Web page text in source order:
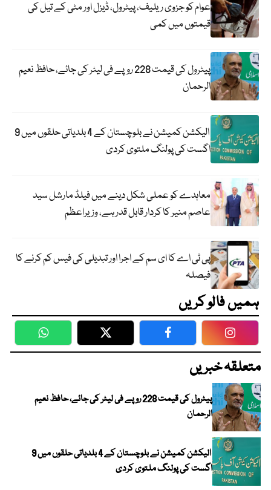
عوام کو جزوی ریلیف، پیٹرول، ڈیزل اور مٹی کے تیل کی
قیمتوں میں کمی
پیٹرول کی قیمت 228 روپے فی لیٹر کی جائے، حافظ نعیم
الرحمان
الیکشن کمیشن نے بلوچستان کے 4 بلدیاتی حلقوں میں 9
اگست کی پولنگ ملتوی کردی
معاہدے کو عملی شکل دینے میں فیلڈ مارشل سید
عاصم منیر کا کردار قابل قدر ہے، وزیراعظم
پی ٹی اے کا ای سم کے اجرا اور تبدیلی کی فیس کم کرنے کا
فیصلہ
ہمیں فالو کریں
WhatsApp Twitter Facebook
متعلقہ خبریں
پیٹرول کی قیمت 228 روپے فی لیٹر کی جائے، حافظ نعیم
الرحمان
الیکشن کمیشن نے بلوچستان کے 4 بلدیاتی حلقوں میں 9
اگست کی پولنگ ملتوی کردی